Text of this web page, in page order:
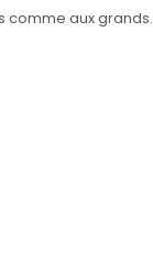
comme aux grands.